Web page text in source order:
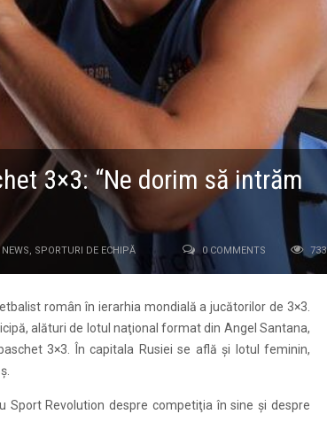
3×3: “Ne dorim să intrăm
, SPORTURI DE ECHIPĂ 0 COMMENTS 733
român în ierarhia mondială a jucătorilor de 3×3.
alături de lotul naţional format din Angel Santana,
3×3. În capitala Rusiei se află şi lotul feminin,
Sport Revolution despre competiţia în sine şi despre